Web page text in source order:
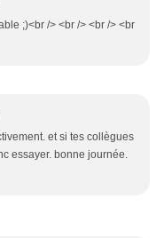
;)<br /> <br /> <br /> <br
et si tes collègues
essayer. bonne journée.